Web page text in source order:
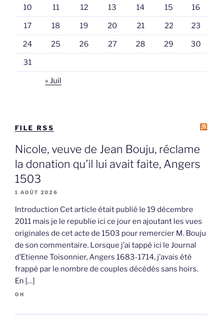
10 11 12 13 14 15 16
17 18 19 20 21 22 23
24 25 26 27 28 29 30
31
« Juil
FILE RSS
Nicole, veuve de Jean Bouju, réclame
la donation qu’il lui avait faite, Angers
1503
1 AOÛT 2026
Introduction Cet article était publié le 19 décembre
2011 mais je le republie ici ce jour en ajoutant les vues
originales de cet acte de 1503 pour remercier M. Bouju
de son commentaire. Lorsque j’ai tappé ici le Journal
d’Etienne Toisonnier, Angers 1683-1714, j’avais été
frappé par le nombre de couples décédés sans hoirs.
En […]
OH